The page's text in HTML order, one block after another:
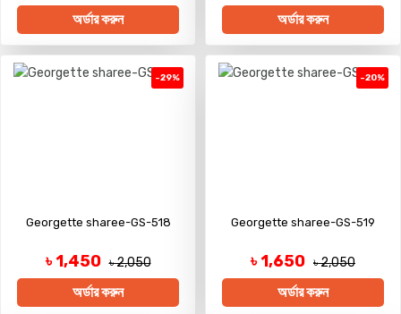
অর্ডার করুন অর্ডার করুন
-29%
Georgette sharee-GS-518
৳ 1,450 ৳ 2,050
অর্ডার করুন
-20%
Georgette sharee-GS-519
৳ 1,650 ৳ 2,050
অর্ডার করুন